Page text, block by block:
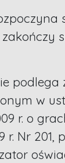
zakończy
podlega
w
r. o
r. Nr 201,